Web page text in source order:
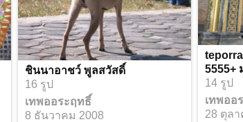
ชินนาอาชว์ พูลสวัสดิ์
16 รูป
เทพออระฤทธิ์
8 ธันวาคม 2008
5555+
14 รูป
เทพออ
28 ตุล